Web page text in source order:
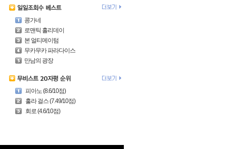
콩가네
로맨틱 홀리데이
본 얼티메이텀
무카무카 파라다이스
만남의 광장
피아노 (8.6/10점)
훌라 걸스 (7.49/10점)
회로 (4.6/10점)